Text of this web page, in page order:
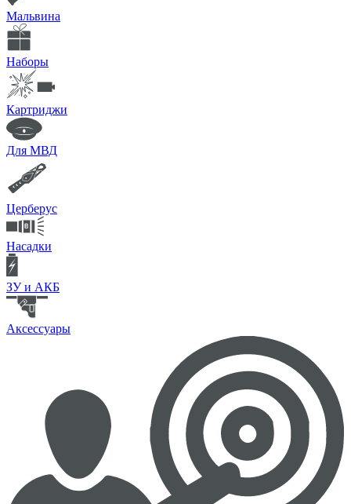
Мальвина
Наборы
Картриджи
Для МВД
Церберус
Насадки
ЗУ и АКБ
Аксессуары